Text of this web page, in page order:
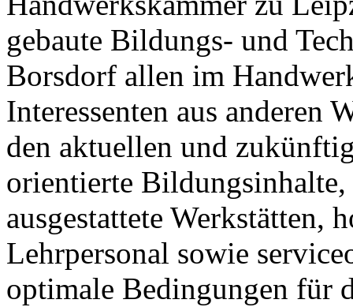
gebaute Bildungs- und
Borsdorf allen im
Interessenten aus anderen
den aktuellen und
orientierte
ausgestattete Werkstätten,
Lehrpersonal sowie
optimale Bedingungen für